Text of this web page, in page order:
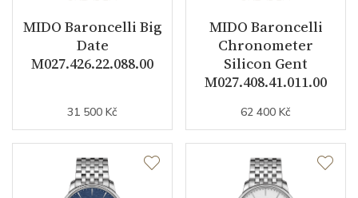
MIDO Baroncelli Big
Date
M027.426.22.088.00
31 500 Kč
MIDO Baroncelli
Chronometer
Silicon Gent
M027.408.41.011.00
62 400 Kč